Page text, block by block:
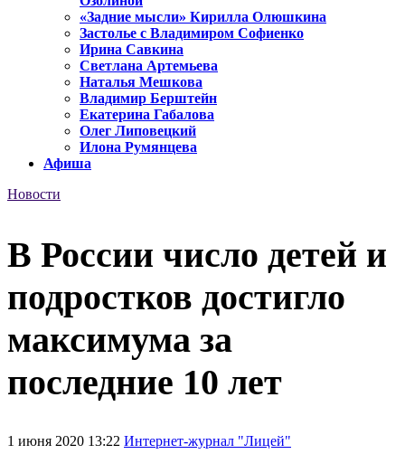
«Задние мысли» Кирилла Олюшкина
Застолье с Владимиром Софиенко
Ирина Савкина
Светлана Артемьева
Наталья Мешкова
Владимир Берштейн
Екатерина Габалова
Олег Липовецкий
Илона Румянцева
Афиша
Новости
В России число детей и
подростков достигло
максимума за
последние 10 лет
1 июня 2020 13:22 Интернет-журнал "Лицей"